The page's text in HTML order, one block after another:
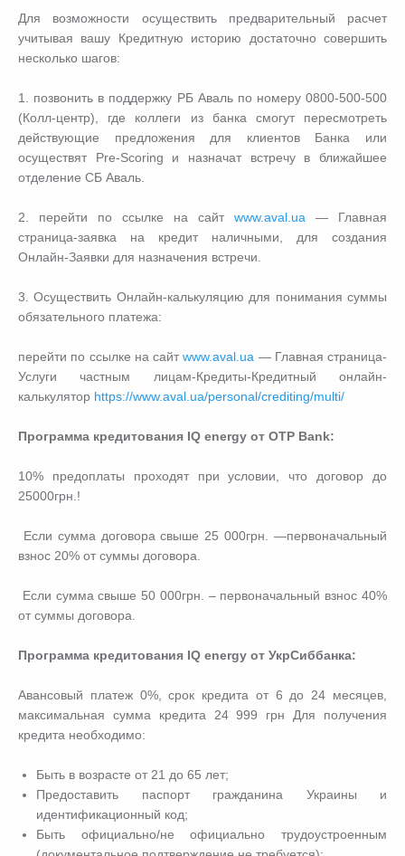
Для возможности осуществить предварительный расчет
учитывая вашу Кредитную историю достаточно совершить
несколько шагов:
1. позвонить в поддержку РБ Аваль по номеру 0800-500-500
(Колл-центр), где коллеги из банка смогут пересмотреть
действующие предложения для клиентов Банка или
осуществят Pre-Scoring и назначат встречу в ближайшее
отделение СБ Аваль.
2. перейти по ссылке на сайт www.aval.ua — Главная
страница-заявка на кредит наличными, для создания
Онлайн-Заявки для назначения встречи.
3. Осуществить Онлайн-калькуляцию для понимания суммы
обязательного платежа:
перейти по ссылке на сайтwww.aval.ua — Главная страница-
Услуги частным лицам-Кредиты-Кредитный онлайн-
калькулятор https://www.aval.ua/personal/crediting/multi/
Программа кредитования IQ energy от OTP Bank:
10% предоплаты проходят при условии, что договор до
25000грн.!
Если сумма договора свыше 25 000грн. —первоначальный
взнос 20% от суммы договора.
Если сумма свыше 50 000грн. – первоначальный взнос 40%
от суммы договора.
Программа кредитования IQ energy от УкрСиббанка:
Авансовый платеж 0%, срок кредита от 6 до 24 месяцев,
максимальная сумма кредита 24 999 грн Для получения
кредита необходимо:
Быть в возрасте от 21 до 65 лет;
Предоставить паспорт гражданина Украины и
идентификационный код;
Быть официально/не официально трудоустроенным